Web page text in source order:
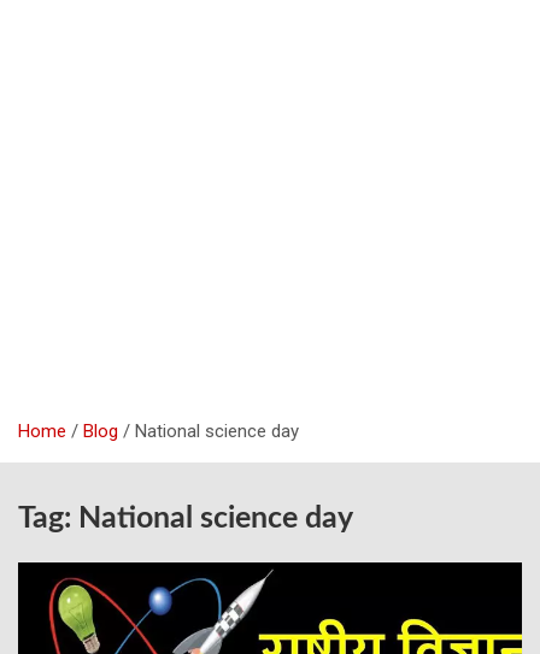
Home Blog National science day
Tag: National science day